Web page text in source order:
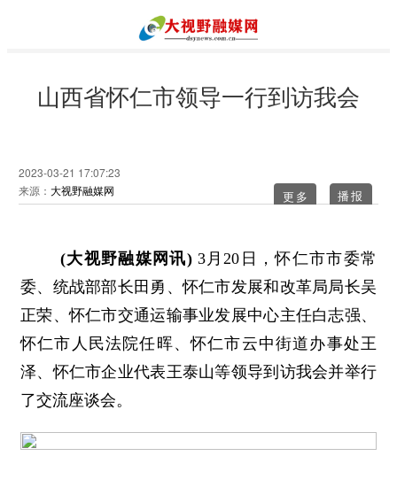
山西省怀仁市领导一行到访我会
2023-03-21 17:07:23
来源： 大视野融媒网 更多
(大视野融媒网讯)3月20日，怀仁市市委常
委、统战部部长田勇、怀仁市发展和改革局局长吴
正荣、怀仁市交通运输事业发展中心主任白志强、
怀仁市人民法院任晖、怀仁市云中街道办事处王
泽、怀仁市企业代表王泰山等领导到访我会并举行
了交流座谈会。